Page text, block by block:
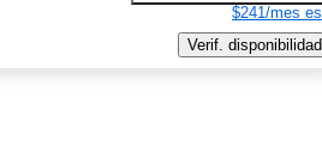
$241/mes
Verif. disponibilidad